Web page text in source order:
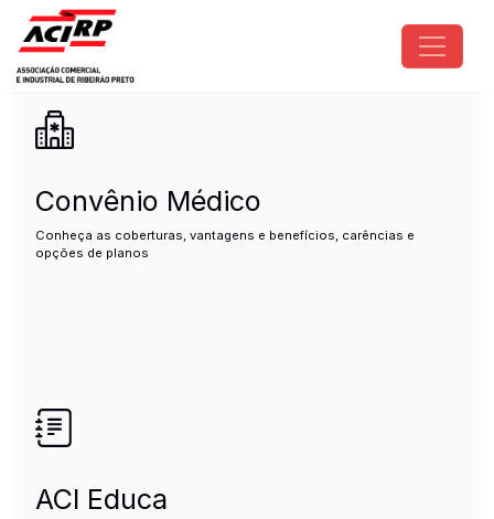
Pular para o conteúdo principal
ACIRP - Associação Comercial
Convênio Médico
Conheça as coberturas, vantagens e benefícios, carências e
opções de planos
ACI Educa